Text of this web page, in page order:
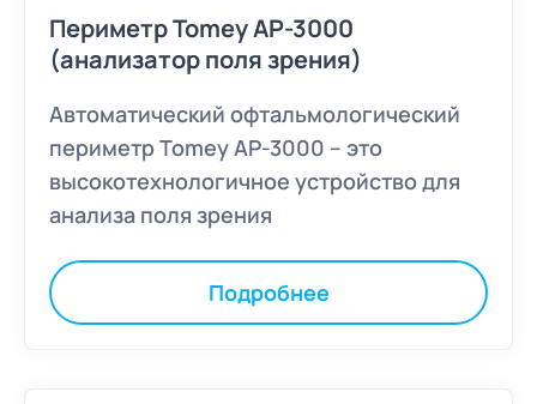
Периметр Tomey AP-3000
(анализатор поля зрения)
Автоматический офтальмологический
периметр Tomey AP-3000 – это
высокотехнологичное устройство для
анализа поля зрения
Подробнее